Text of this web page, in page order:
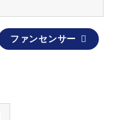
ファンセンサー